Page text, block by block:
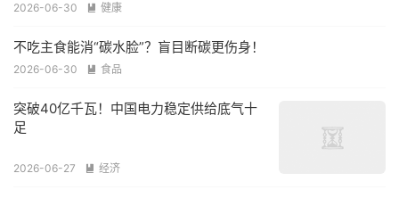
2026-06-30  健康
不吃主食能消“碳水脸”？盲目断碳更伤身！
2026-06-30  食品
突破40亿千瓦！中国电力稳定供给底气十
足
2026-06-27  经济